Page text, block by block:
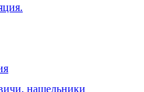
нащельники